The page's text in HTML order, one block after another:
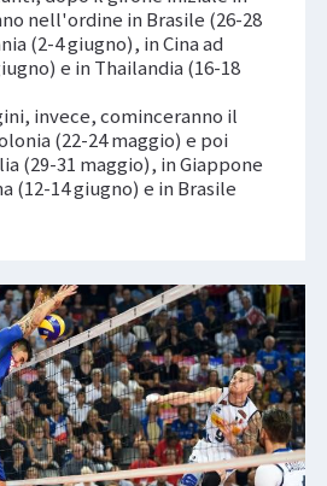
nell'ordine in Brasile (26-28
(2-4 giugno), in Cina ad
e in Thailandia (16-18
invece, cominceranno il
(22-24 maggio) e poi
(29-31 maggio), in Giappone
(12-14 giugno) e in Brasile